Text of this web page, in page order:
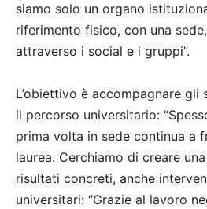
siamo solo un organo
riferimento fisico, con una
attraverso i social e i gruppi”.
L’obiettivo è accompagnare
il percorso universitario:
prima volta in sede continua a
laurea. Cerchiamo di creare
risultati concreti, anche
universitari: “Grazie al lavoro